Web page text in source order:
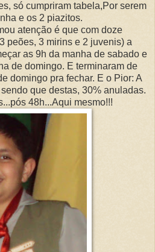
só cumpriram tabela,Por serem
e os 2 piazitos.
atenção é que com doze
peões, 3 mirins e 2 juvenis) a
as 9h da manha de sabado e
de domingo. E terminaram de
domingo pra fechar. E o Pior: A
que destas, 30% anuladas.
48h...Aqui mesmo!!!